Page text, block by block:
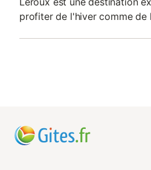
profiter de l'hiver comme de